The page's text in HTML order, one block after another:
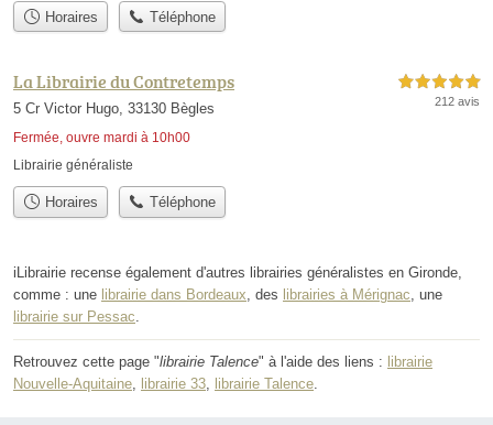
Horaires Téléphone
La Librairie du Contretemps
5 Cr Victor Hugo, 33130 Bègles
Fermée, ouvre mardi à 10h00
5,0 étoiles sur 5
212 avis
Librairie généraliste
Horaires Téléphone
iLibrairie recense également d'autres librairies généralistes en Gironde,
comme : une librairie dans Bordeaux , des librairies à Mérignac , une
librairie sur Pessac
Retrouvez cette page "librairie Talence" à l'aide des liens : librairie
Nouvelle-Aquitaine librairie 33 librairie Talence